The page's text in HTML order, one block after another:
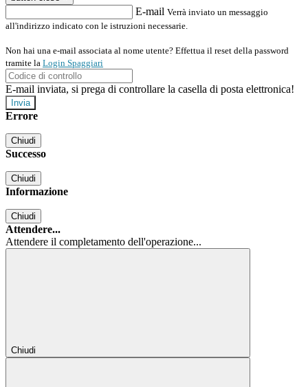
E-mail Verrà inviato un messaggio
all'indirizzo indicato con le istruzioni necessarie.
Non hai una e-mail associata al nome utente? Effettua il reset della password
tramite la Login Spaggiari
E-mail inviata, si prega di controllare la casella di posta elettronica!
Errore
Chiudi
Successo
Chiudi
Informazione
Chiudi
Attendere...
Attendere il completamento dell'operazione...
Chiudi